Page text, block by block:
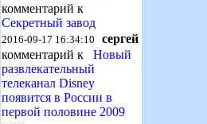
комментарий к
Секретный завод
2016-09-17 16:34:10 сергей
комментарий к Новый
развлекательный
телеканал Disney
появится в России в
первой половине 2009